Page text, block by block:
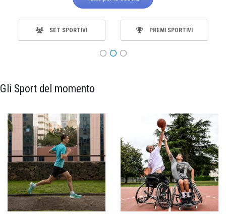
SET SPORTIVI PREMI SPORTIVI
Gli Sport del momento